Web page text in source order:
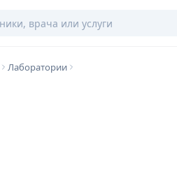
Лаборатории